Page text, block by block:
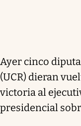
Ayer cinco
(UCR) dieran
victoria al
presidencial